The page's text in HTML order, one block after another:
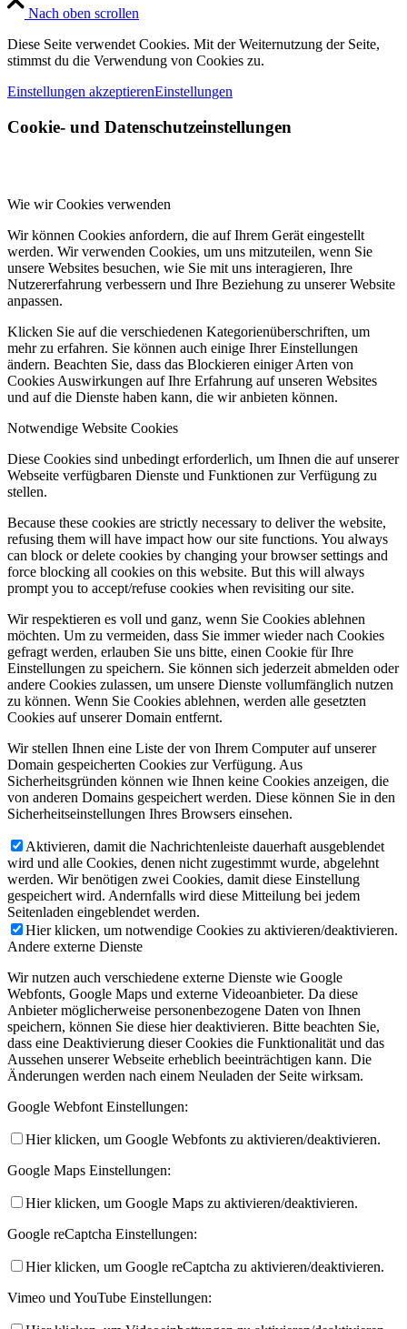
Nach oben scrollen
Diese Seite verwendet Cookies. Mit der Weiternutzung der Seite,
stimmst du die Verwendung von Cookies zu.
Einstellungen akzeptierenEinstellungen
Cookie- und Datenschutzeinstellungen
Wie wir Cookies verwenden
Wir können Cookies anfordern, die auf Ihrem Gerät eingestellt
werden. Wir verwenden Cookies, um uns mitzuteilen, wenn Sie
unsere Websites besuchen, wie Sie mit uns interagieren, Ihre
Nutzererfahrung verbessern und Ihre Beziehung zu unserer Website
anpassen.
Klicken Sie auf die verschiedenen Kategorienüberschriften, um
mehr zu erfahren. Sie können auch einige Ihrer Einstellungen
ändern. Beachten Sie, dass das Blockieren einiger Arten von
Cookies Auswirkungen auf Ihre Erfahrung auf unseren Websites
und auf die Dienste haben kann, die wir anbieten können.
Notwendige Website Cookies
Diese Cookies sind unbedingt erforderlich, um Ihnen die auf unserer
Webseite verfügbaren Dienste und Funktionen zur Verfügung zu
stellen.
Because these cookies are strictly necessary to deliver the website,
refusing them will have impact how our site functions. You always
can block or delete cookies by changing your browser settings and
force blocking all cookies on this website. But this will always
prompt you to accept/refuse cookies when revisiting our site.
Wir respektieren es voll und ganz, wenn Sie Cookies ablehnen
möchten. Um zu vermeiden, dass Sie immer wieder nach Cookies
gefragt werden, erlauben Sie uns bitte, einen Cookie für Ihre
Einstellungen zu speichern. Sie können sich jederzeit abmelden oder
andere Cookies zulassen, um unsere Dienste vollumfänglich nutzen
zu können. Wenn Sie Cookies ablehnen, werden alle gesetzten
Cookies auf unserer Domain entfernt.
Wir stellen Ihnen eine Liste der von Ihrem Computer auf unserer
Domain gespeicherten Cookies zur Verfügung. Aus
Sicherheitsgründen können wie Ihnen keine Cookies anzeigen, die
von anderen Domains gespeichert werden. Diese können Sie in den
Sicherheitseinstellungen Ihres Browsers einsehen.
Aktivieren, damit die Nachrichtenleiste dauerhaft ausgeblendet
wird und alle Cookies, denen nicht zugestimmt wurde, abgelehnt
werden. Wir benötigen zwei Cookies, damit diese Einstellung
gespeichert wird. Andernfalls wird diese Mitteilung bei jedem
Seitenladen eingeblendet werden.
Hier klicken, um notwendige Cookies zu aktivieren/deaktivieren.
Andere externe Dienste
Wir nutzen auch verschiedene externe Dienste wie Google
Webfonts, Google Maps und externe Videoanbieter. Da diese
Anbieter möglicherweise personenbezogene Daten von Ihnen
speichern, können Sie diese hier deaktivieren. Bitte beachten Sie,
dass eine Deaktivierung dieser Cookies die Funktionalität und das
Aussehen unserer Webseite erheblich beeinträchtigen kann. Die
Änderungen werden nach einem Neuladen der Seite wirksam.
Google Webfont Einstellungen:
Hier klicken, um Google Webfonts zu aktivieren/deaktivieren.
Google Maps Einstellungen:
Hier klicken, um Google Maps zu aktivieren/deaktivieren.
Google reCaptcha Einstellungen:
Hier klicken, um Google reCaptcha zu aktivieren/deaktivieren.
Vimeo und YouTube Einstellungen: